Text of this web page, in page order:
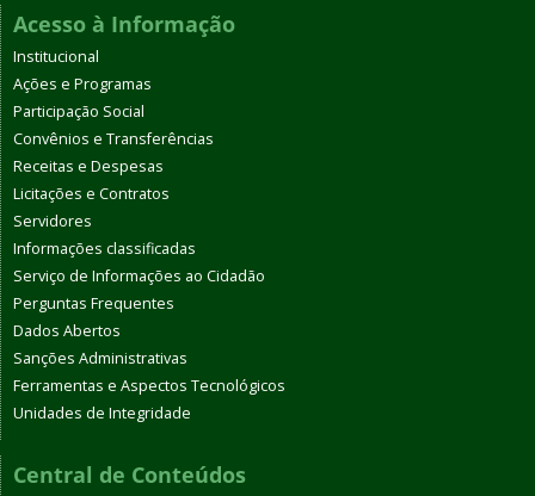
Acesso à Informação
Institucional
Ações e Programas
Participação Social
Convênios e Transferências
Receitas e Despesas
Licitações e Contratos
Servidores
Informações classificadas
Serviço de Informações ao Cidadão
Perguntas Frequentes
Dados Abertos
Sanções Administrativas
Ferramentas e Aspectos Tecnológicos
Unidades de Integridade
Central de Conteúdos